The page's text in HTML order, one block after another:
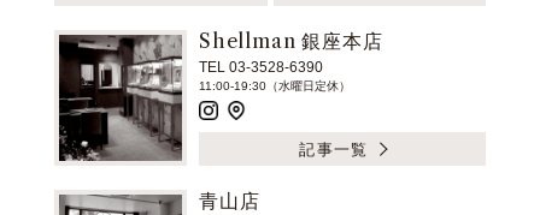
Shellman 銀座本店
TEL 03-3528-6390
11:00-19:30（水曜日定休）
記事一覧
青山店